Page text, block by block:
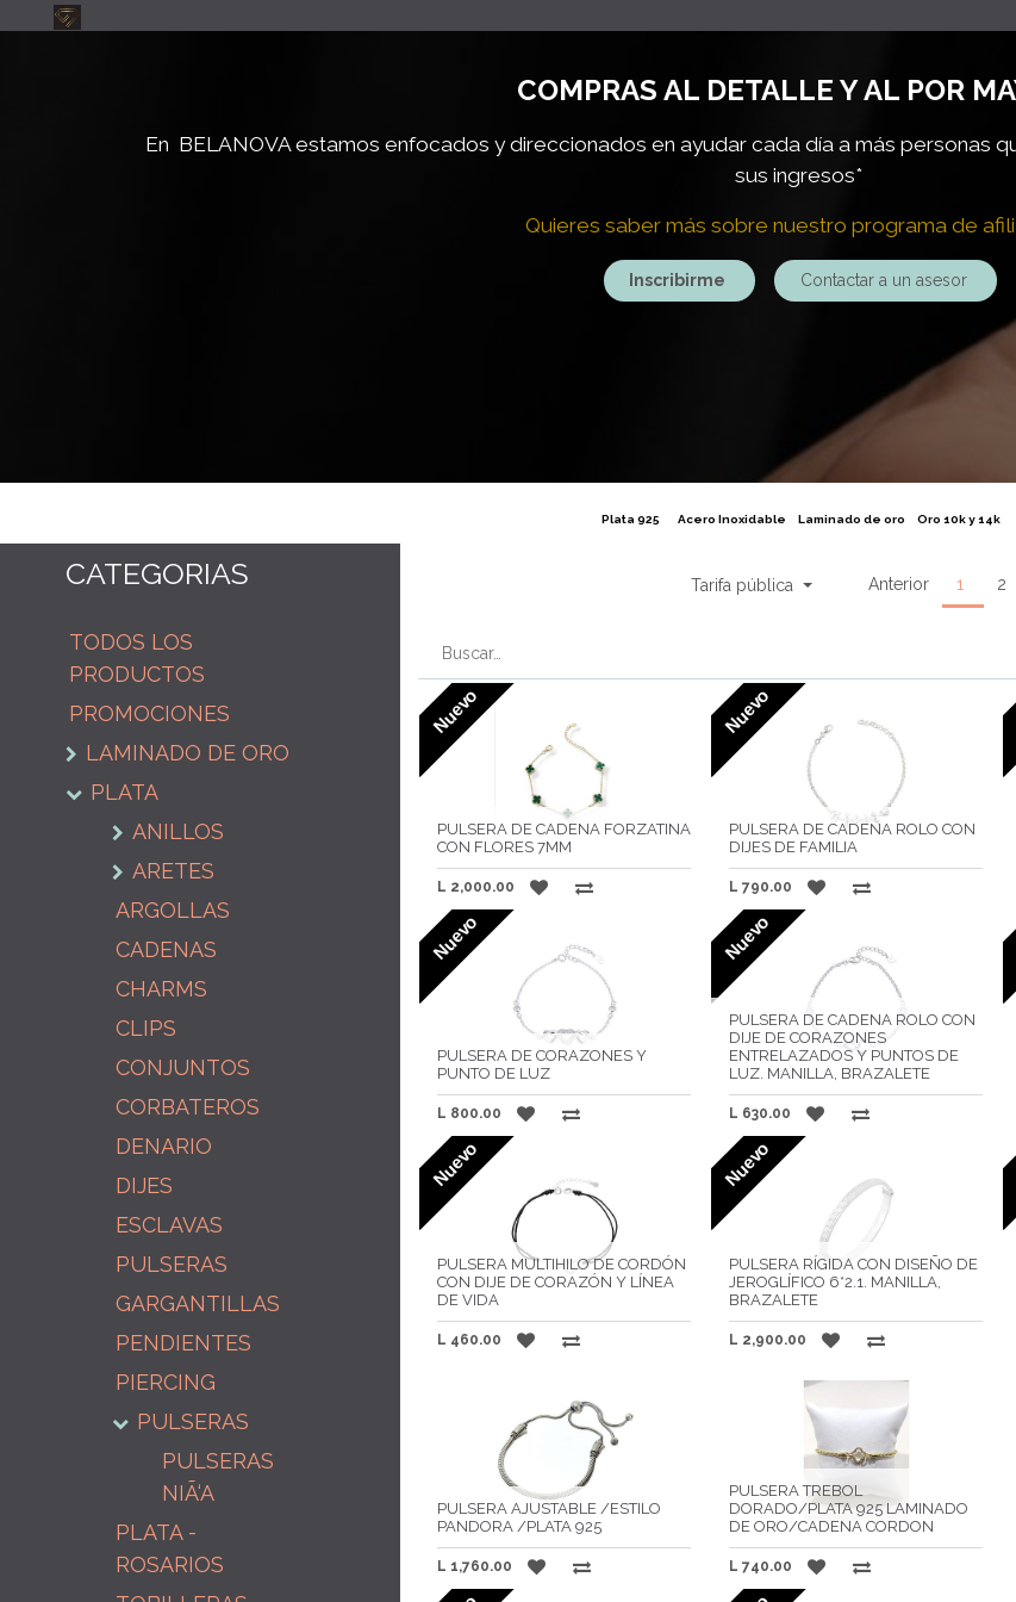
COMPRAS AL DETALLE Y AL POR
En BELANOVA estamos enfocados y direccionados en ayudar cada día a más personas
sus ingresos*
Quieres saber más sobre nuestro programa de
Inscribirme Contactar a un asesor
Plata 925 Acero Inoxidable Laminado de oro Oro 10k y 14k
CATEGORIAS
TODOS LOS
PRODUCTOS
PROMOCIONES
LAMINADO DE ORO
PLATA
ANILLOS
ARETES
ARGOLLAS
CADENAS
CHARMS
CLIPS
CONJUNTOS
CORBATEROS
DENARIO
DIJES
ESCLAVAS
PULSERAS
GARGANTILLAS
PENDIENTES
PIERCING
PULSERAS
PULSERAS
NIÃ‘A
PLATA -
ROSARIOS
Tarifa pública Anterior 1 2
Nuevo
PULSERA DE CADENA FORZATINA
CON FLORES 7MM
L 2,000.00
Nuevo
PULSERA DE CADENA ROLO CON
DIJES DE FAMILIA
L 790.00
Nuevo
PULSERA DE CORAZONES Y
PUNTO DE LUZ
L 800.00
Nuevo
PULSERA DE CADENA ROLO CON
DIJE DE CORAZONES
ENTRELAZADOS Y PUNTOS DE
LUZ. MANILLA, BRAZALETE
L 630.00
Nuevo
PULSERA MULTIHILO DE CORDÓN
CON DIJE DE CORAZÓN Y LÍNEA
DE VIDA
L 460.00
Nuevo
PULSERA RÍGIDA CON DISEÑO DE
JEROGLÍFICO 6*2.1. MANILLA,
BRAZALETE
L 2,900.00
PULSERA AJUSTABLE /ESTILO
PANDORA /PLATA 925
L 1,760.00
PULSERA TREBOL
DORADO/PLATA 925 LAMINADO
DE ORO/CADENA CORDON
L 740.00